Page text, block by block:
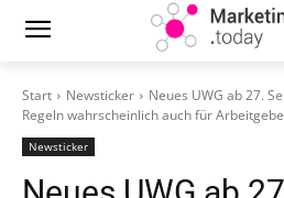
Start Newsticker
Neues UWG ab 27.
Regeln wahrscheinlich auch für
Newsticker